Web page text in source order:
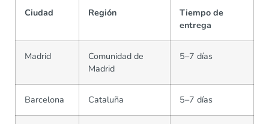
Ciudad Región
Tiempo de
entrega
Madrid
Comunidad de
Madrid
5–7 días
Barcelona Cataluña 5–7 días